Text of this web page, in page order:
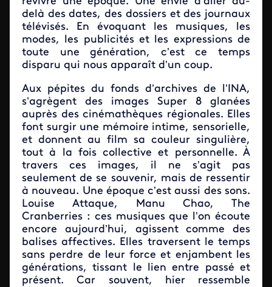
delà des dates, des dossiers et des journaux
télévisés. En évoquant les musiques, les
modes, les publicités et les expressions de
toute une génération, c’est ce temps
disparu qui nous apparaît d’un coup.
Aux pépites du fonds d’archives de l’INA,
s’agrègent des images Super 8 glanées
auprès des cinémathèques régionales. Elles
font surgir une mémoire intime, sensorielle,
et donnent au film sa couleur singulière,
tout à la fois collective et personnelle. À
travers ces images, il ne s’agit pas
seulement de se souvenir, mais de ressentir
à nouveau. Une époque c’est aussi des sons.
Louise Attaque, Manu Chao, The
Cranberries : ces musiques que l’on écoute
encore aujourd’hui, agissent comme des
balises affectives. Elles traversent le temps
sans perdre de leur force et enjambent les
générations, tissant le lien entre passé et
présent. Car souvent, hier ressemble